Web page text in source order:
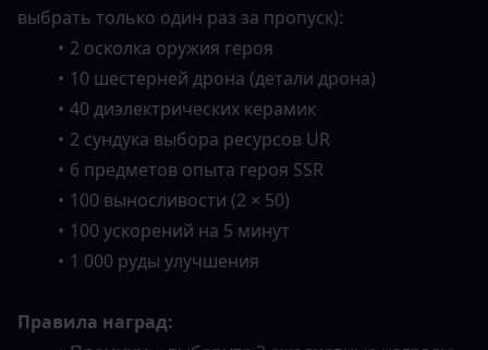
выбрать только один раз за пропуск):
2 осколка оружия героя
10 шестерней дрона (детали дрона)
40 диэлектрических керамик
2 сундука выбора ресурсов UR
6 предметов опыта героя SSR
100 выносливости (2 × 50)
100 ускорений на 5 минут
1 000 руды улучшения
Правила наград: